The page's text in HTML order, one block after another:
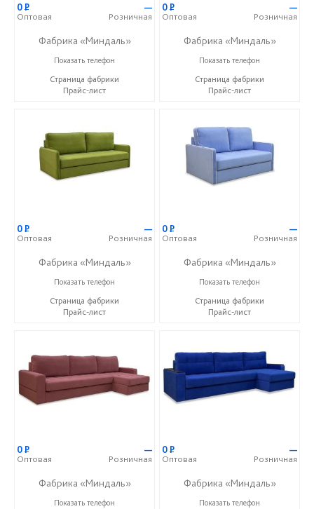
0Р
Оптовая
—
Розничная
Фабрика «Миндаль»
+7 (927) 630-62-82
Показать телефон
Страница фабрики
Прайс-лист
0Р
Оптовая
—
Розничная
Фабрика «Миндаль»
+7 (927) 630-62-82
Показать телефон
Страница фабрики
Прайс-лист
0Р
Оптовая
—
Розничная
Фабрика «Миндаль»
+7 (927) 630-62-82
Показать телефон
Страница фабрики
Прайс-лист
0Р
Оптовая
—
Розничная
Фабрика «Миндаль»
+7 (927) 630-62-82
Показать телефон
Страница фабрики
Прайс-лист
0Р
Оптовая
—
Розничная
Фабрика «Миндаль»
+7 (927) 630-62-82
Показать телефон
0Р
Оптовая
—
Розничная
Фабрика «Миндаль»
+7 (927) 630-62-82
Показать телефон